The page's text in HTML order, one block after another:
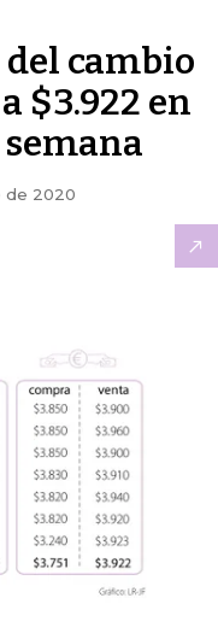
cambio
$3.922 en
de 2020